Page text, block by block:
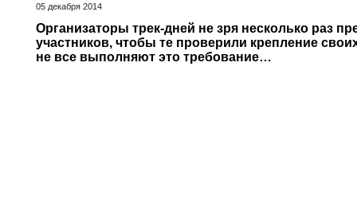
05 декабря 2014
Организаторы трек-дней не зря несколько раз
участников, чтобы те проверили крепление
не все выполняют это требование…